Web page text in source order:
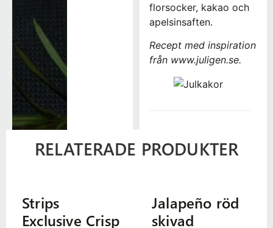
florsocker, kakao och
apelsinsaften.
Recept med inspiration
från www.juligen.se.
RELATERADE PRODUKTER
Strips
Exclusive Crisp
Jalapeño röd
skivad